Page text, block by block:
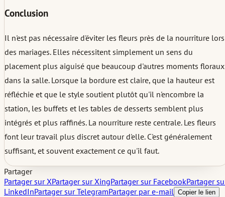
Conclusion
Il n'est pas nécessaire d'éviter les fleurs près de la nourriture lors
des mariages. Elles nécessitent simplement un sens du
placement plus aiguisé que beaucoup d'autres moments floraux
dans la salle. Lorsque la bordure est claire, que la hauteur est
réfléchie et que le style soutient plutôt qu'il n'encombre la
station, les buffets et les tables de desserts semblent plus
intégrés et plus raffinés. La nourriture reste centrale. Les fleurs
font leur travail plus discret autour d'elle. C'est généralement
suffisant, et souvent exactement ce qu'il faut.
Partager
Partager sur XPartager sur XingPartager sur FacebookPartager
LinkedInPartager sur TelegramPartager par e-mail Copier le lien